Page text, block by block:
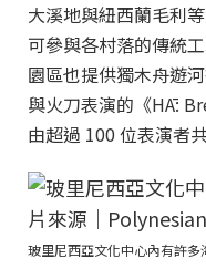
大溪地與紐西蘭毛利
可參與各村落的傳統
園區也提供獨木舟遊
與火刀表演的《HĀ:
由超過 100 位表演者
玻里尼西亞文化中心內有許